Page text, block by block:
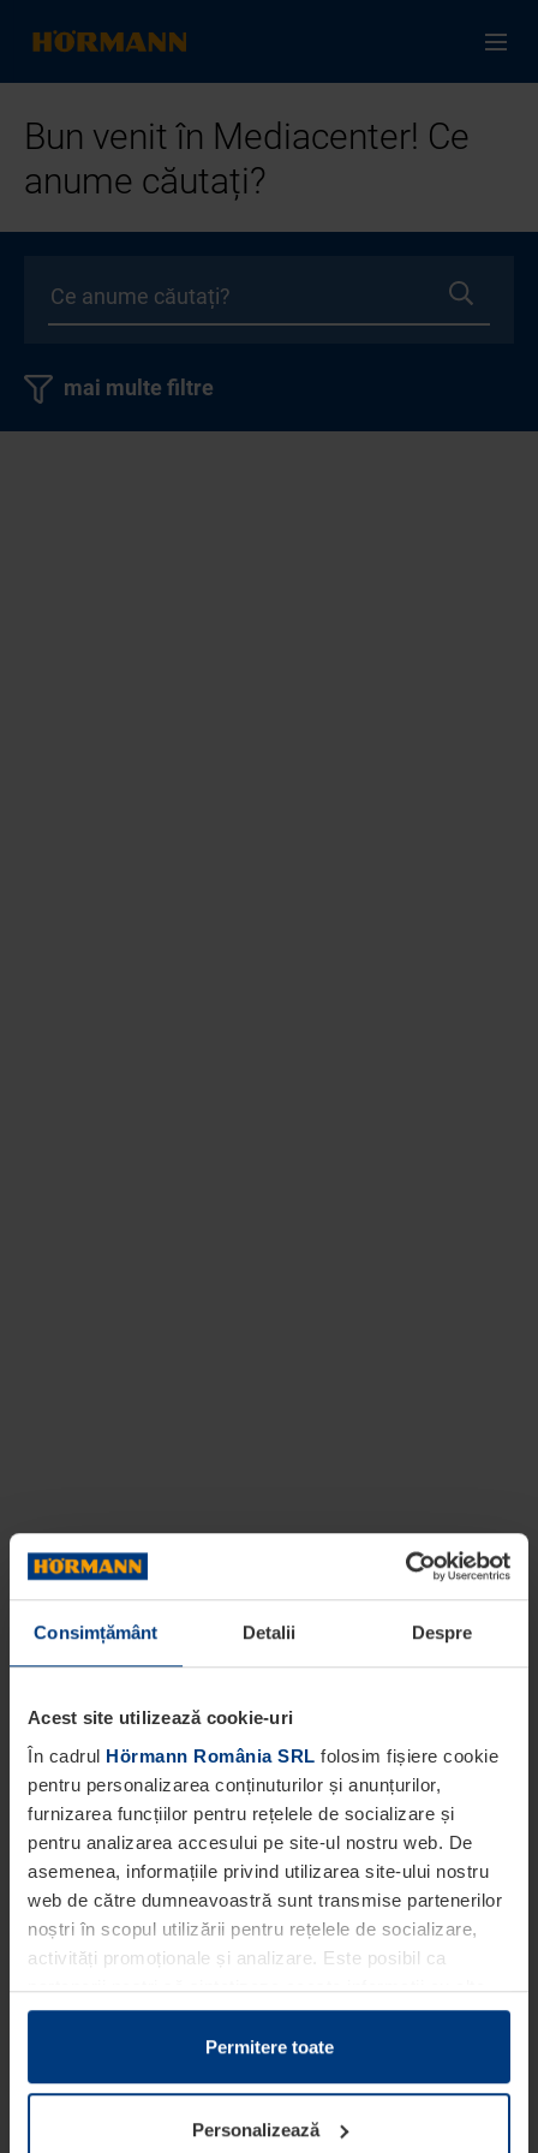
Consimțământ Detalii Despre
Acest site utilizează cookie-uri
În cadrul Hörmann România SRL folosim fișiere cookie
pentru personalizarea conținuturilor și anunțurilor,
furnizarea funcțiilor pentru rețelele de socializare și
pentru analizarea accesului pe site-ul nostru web. De
asemenea, informațiile privind utilizarea site-ului nostru
web de către dumneavoastră sunt transmise partenerilor
noștri în scopul utilizării pentru rețelele de socializare,
activități promoționale și analizare. Este posibil ca
partenerii noștri să sintetizeze aceste informații cu alte
date pe care dumneavoastră le-ați pus la dispoziția
acestora ori care au fost colectate în cadrul utilizării
Din punct de vedere legal, putem stoca fișiere cookie pe
dispozitivul dumneavoastră în cazul în care acestea sunt
Permitere toate
Personalizează
Bun venit în Mediacenter! Ce
anume căutați?
mai multe filtre